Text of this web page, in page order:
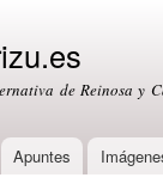
de Reinosa y
Apuntes